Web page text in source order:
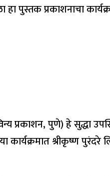
हा पुस्तक प्रकाशनाचा
प्रकाशन, पुणे) हे सुद्धा
कार्यक्रमात श्रीकृष्ण